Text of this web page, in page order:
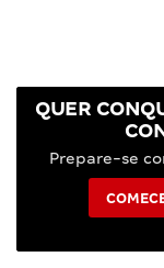
QUER
Prepare-se